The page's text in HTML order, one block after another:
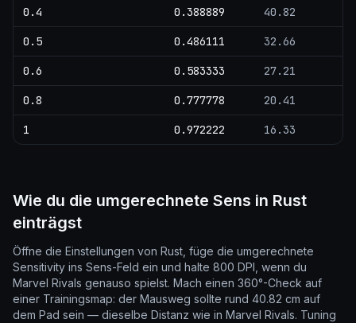
0.4 0.388889 40.82
0.5 0.486111 32.66
0.6 0.583333 27.21
0.8 0.777778 20.41
1 0.972222 16.33
Wie du die umgerechnete Sens in Rust
einträgst
Öffne die Einstellungen von Rust, füge die umgerechnete
Sensitivity ins Sens-Feld ein und halte 800 DPI, wenn du
Marvel Rivals genauso spielst. Mach einen 360°-Check auf
einer Trainingsmap: der Mausweg sollte rund 40.82 cm auf
dem Pad sein — dieselbe Distanz wie in Marvel Rivals. Tuning